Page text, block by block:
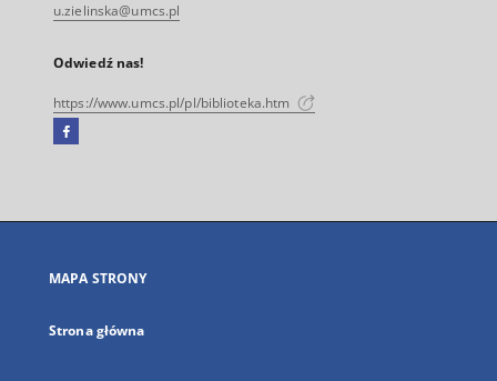
u.zielinska@umcs.pl
Odwiedź nas!
https://www.umcs.pl/pl/biblioteka.htm
Facebook
się
karcie
MAPA STRONY
Strona główna